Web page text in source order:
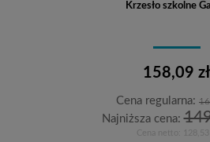
Krzesło szkolne
158,09 zł
Cena regularna:
Najniższa cena:
128,53